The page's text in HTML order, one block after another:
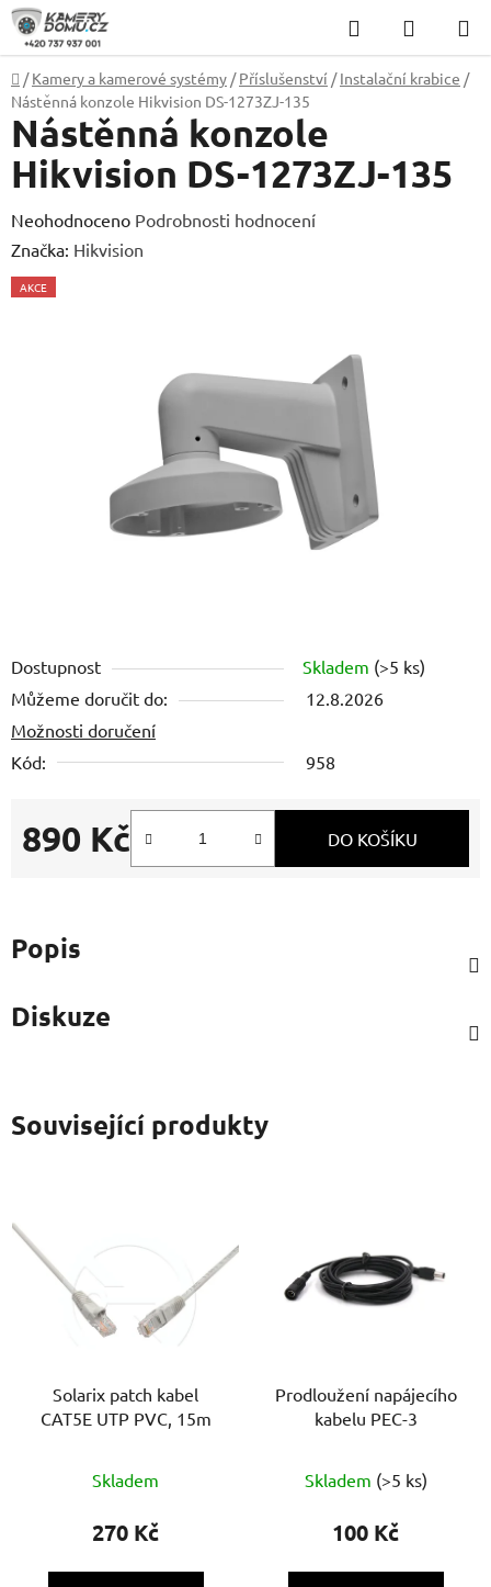
Přejít
obsah
Hledat
KOŠÍK
Domů
/ Kamery a kamerové systémy / Příslušenství / Instalační krabice /
Nástěnná konzole Hikvision DS-1273ZJ-135
Dostupnost Skladem (>5 ks)
Můžeme doručit do:
12.8.2026
Možnosti doručení
Kód:
958
890 Kč DO KOŠÍKU
Nástěnná konzole
Hikvision DS-1273ZJ-135
Průměrné
hodnocení
produktu
Neohodnoceno Podrobnosti hodnocení
Značka: Hikvision
AKCE
Popis
Diskuze
Související produkty
Solarix patch kabel
CAT5E UTP PVC, 15m
Skladem
270 Kč
Prodloužení napájecího
kabelu PEC-3
Skladem (>5 ks)
100 Kč